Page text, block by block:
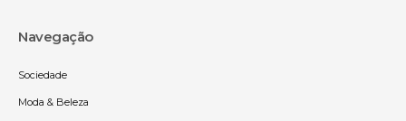
Navegação
Sociedade
Moda & Beleza